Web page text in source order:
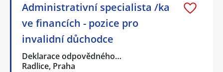
Administrativní specialista /ka
ve financích - pozice pro
invalidní důchodce
Deklarace odpovědného…
Radlice, Praha